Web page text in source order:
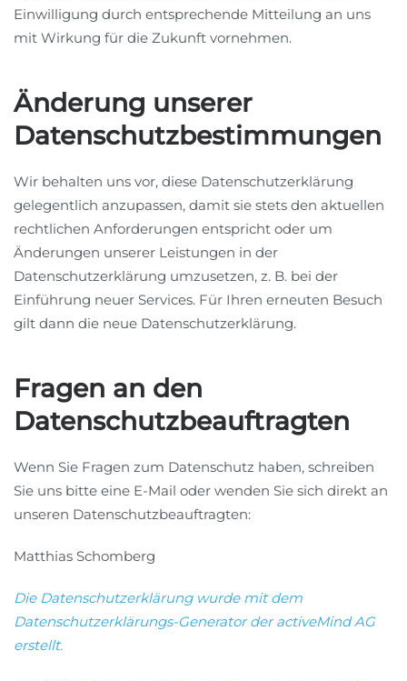
Einwilligung durch entsprechende Mitteilung an uns
mit Wirkung für die Zukunft vornehmen.
Änderung unserer
Datenschutzbestimmungen
Wir behalten uns vor, diese Datenschutzerklärung
gelegentlich anzupassen, damit sie stets den aktuellen
rechtlichen Anforderungen entspricht oder um
Änderungen unserer Leistungen in der
Datenschutzerklärung umzusetzen, z. B. bei der
Einführung neuer Services. Für Ihren erneuten Besuch
gilt dann die neue Datenschutzerklärung.
Fragen an den
Datenschutzbeauftragten
Wenn Sie Fragen zum Datenschutz haben, schreiben
Sie uns bitte eine E-Mail oder wenden Sie sich direkt an
unseren Datenschutzbeauftragten:
Matthias Schomberg
Die Datenschutzerklärung wurde mit dem
Datenschutzerklärungs-Generator der activeMind AG
erstellt.